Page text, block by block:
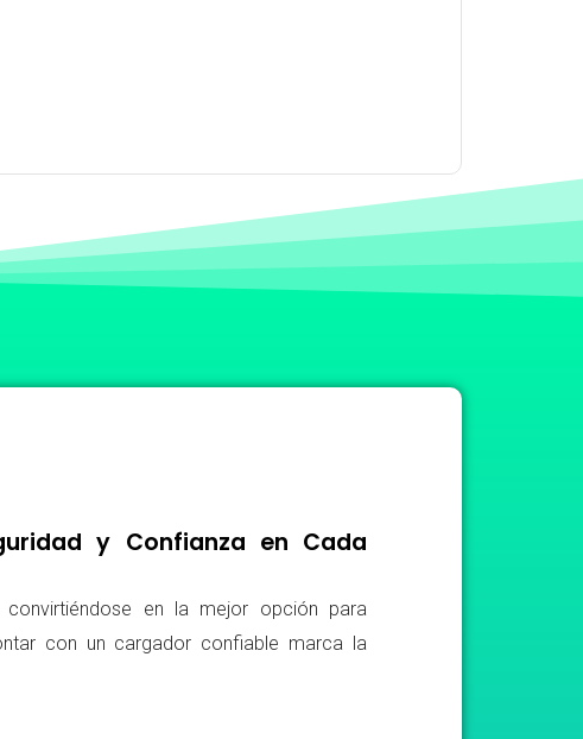
y Confianza en Cada
en la mejor opción para
con un cargador confiable marca la